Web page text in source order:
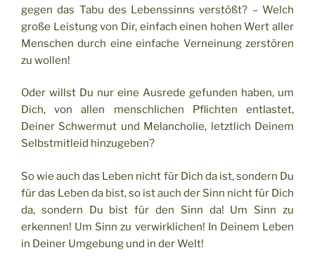
gegen das Tabu des Lebenssinns verstößt? – Welch
große Leistung von Dir, einfach einen hohen Wert aller
Menschen durch eine einfache Verneinung zerstören
zu wollen!
Oder willst Du nur eine Ausrede gefunden haben, um
Dich, von allen menschlichen Pflichten entlastet,
Deiner Schwermut und Melancholie, letztlich Deinem
Selbstmitleid hinzugeben?
So wie auch das Leben nicht für Dich da ist, sondern Du
für das Leben da bist, so ist auch der Sinn nicht für Dich
da, sondern Du bist für den Sinn da! Um Sinn zu
erkennen! Um Sinn zu verwirklichen! In Deinem Leben
in Deiner Umgebung und in der Welt!